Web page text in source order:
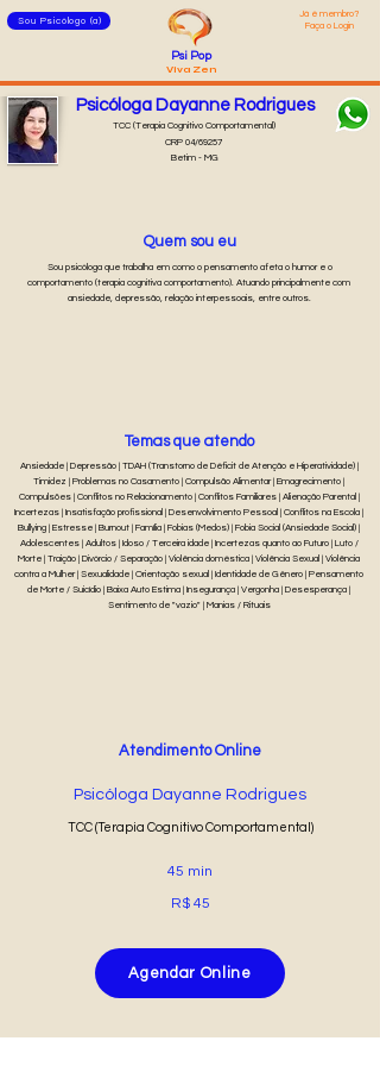
Sou Psicólogo (a)
Já é membro?
Faça o Login
Psi Pop
Viva Zen
Psicóloga Dayanne Rodrigues
CRP 04/69257
Betim - MG
TCC (Terapia Cognitivo Comportamental)
Quem sou eu
Sou psicóloga que trabalha em como o pensamento afeta o humor e o
comportamento (terapia cognitiva comportamento). Atuando principalmente com
ansiedade, depressão, relação interpessoais, entre outros.
Ansiedade | Depressão | TDAH (Transtorno de Déficit de Atenção e Hiperatividade) |
Timidez | Problemas no Casamento | Compulsão Alimentar | Emagrecimento |
Compulsões | Conflitos no Relacionamento | Conflitos Familiares | Alienação Parental |
Incertezas | Insatisfação profissional | Desenvolvimento Pessoal | Conflitos na Escola |
Bullying | Estresse | Burnout | Família | Fobias (Medos) | Fobia Social (Ansiedade Social) |
Adolescentes | Adultos | Idoso / Terceira idade | Incertezas quanto ao Futuro | Luto /
Morte | Traição | Divórcio / Separação | Violência doméstica | Violência Sexual | Violência
contra a Mulher | Sexualidade | Orientação sexual | Identidade de Gênero | Pensamento
de Morte / Suicídio | Baixa Auto Estima | Insegurança | Vergonha | Desesperança |
Sentimento de "vazio" | Manias / Rituais
Temas que atendo
Atendimento Online
Psicóloga Dayanne Rodrigues
TCC (Terapia Cognitivo Comportamental)
45 min
R$ 45
Agendar Online